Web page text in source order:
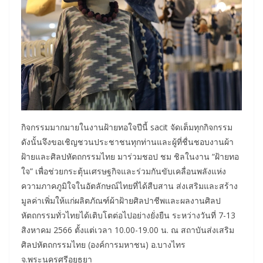
กิจกรรมมากมายในงานฝ้ายทอใจปีนี้ sacit จัดเต็มทุกกิจกรรม
ดังนั้นจึงขอเชิญชวนประชาชนทุกท่านและผู้ที่ชื่นชอบงานผ้า
ฝ้ายและศิลปหัตถกรรมไทย มาร่วมชอป ชม ชิลในงาน “ฝ้ายทอ
ใจ” เพื่อช่วยกระตุ้นเศรษฐกิจและร่วมกันขับเคลื่อนพลังแห่ง
ความภาคภูมิใจในอัตลักษณ์ไทยที่ได้สืบสาน ส่งเสริมและสร้าง
มูลค่าเพิ่มให้แก่ผลิตภัณฑ์ผ้าฝ้ายศิลปาชีพและผลงานศิลป
หัตถกรรมทั่วไทยได้เติบโตต่อไปอย่างยั่งยืน ระหว่างวันที่ 7-13
สิงหาคม 2566 ตั้งแต่เวลา 10.00-19.00 น. ณ สถาบันส่งเสริม
ศิลปหัตถกรรมไทย (องค์การมหาชน) อ.บางไทร
จ.พระนครศรีอยุธยา